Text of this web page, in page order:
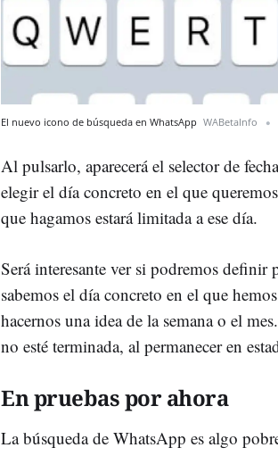
El nuevo icono de búsqueda en WhatsApp WABetaInfo
Al pulsarlo, aparecerá el selector de
elegir el día concreto en el que
que hagamos estará limitada a ese día.
Será interesante ver si podremos
sabemos el día concreto en el que
hacernos una idea de la semana o el
no esté terminada, al permanecer en
En pruebas por ahora
La búsqueda de WhatsApp es algo